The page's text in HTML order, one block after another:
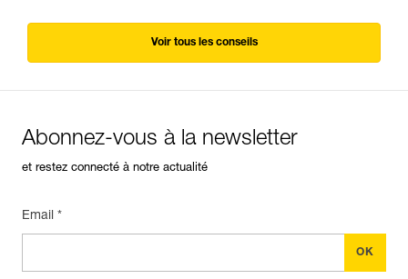
Voir tous les conseils
Abonnez-vous à la newsletter
et restez connecté à notre actualité
Email *